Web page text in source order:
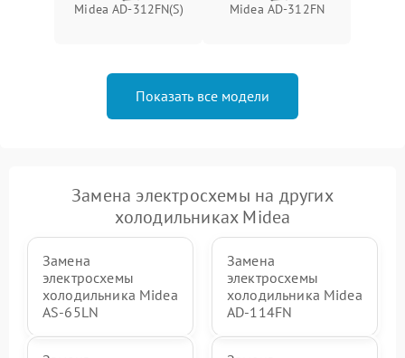
Midea AD-312FN(S) Midea AD-312FN
Показать все модели
Замена электросхемы на других
холодильниках Midea
Замена
электросхемы
холодильника Midea
AS-65LN
Замена
электросхемы
холодильника Midea
AD-114FN